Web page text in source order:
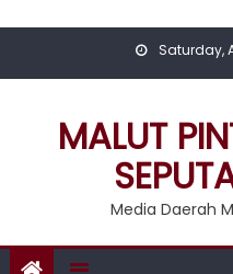
Saturday,
MALUT
Media Daerah